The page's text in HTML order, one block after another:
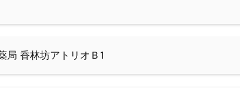
局 香林坊アトリオＢ1